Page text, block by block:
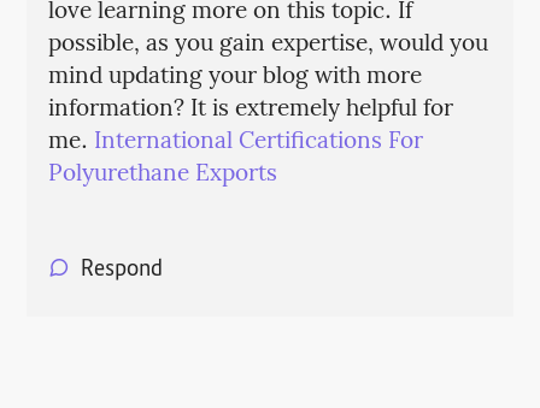
love learning more on this topic. If
possible, as you gain expertise, would you
mind updating your blog with more
information? It is extremely helpful for
me. International Certifications For
Polyurethane Exports
Respond